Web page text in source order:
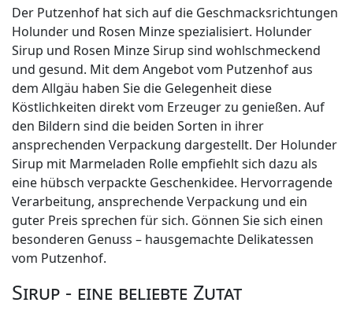
Der Putzenhof hat sich auf die Geschmacksrichtungen
Holunder und Rosen Minze spezialisiert. Holunder
Sirup und Rosen Minze Sirup sind wohlschmeckend
und gesund. Mit dem Angebot vom Putzenhof aus
dem Allgäu haben Sie die Gelegenheit diese
Köstlichkeiten direkt vom Erzeuger zu genießen. Auf
den Bildern sind die beiden Sorten in ihrer
ansprechenden Verpackung dargestellt. Der Holunder
Sirup mit Marmeladen Rolle empfiehlt sich dazu als
eine hübsch verpackte Geschenkidee. Hervorragende
Verarbeitung, ansprechende Verpackung und ein
guter Preis sprechen für sich. Gönnen Sie sich einen
besonderen Genuss – hausgemachte Delikatessen
vom Putzenhof.
Sirup - eine beliebte Zutat